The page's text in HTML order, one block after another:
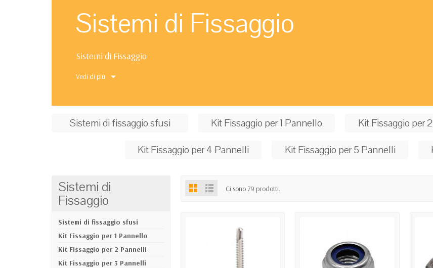
Sistemi di Fissaggio
Sistemi di Fissaggio
Vedi di più
Sistemi di fissaggio sfusi Kit Fissaggio per 1 Pannello Kit Fissaggio per
Kit Fissaggio per 4 Pannelli
Kit Fissaggio per 5 Pannelli
Sistemi di
Fissaggio
Sistemi di fissaggio sfusi
Kit Fissaggio per 1 Pannello
Kit Fissaggio per 2 Pannelli
Kit Fissaggio per 3 Pannelli
Ci sono 79 prodotti.